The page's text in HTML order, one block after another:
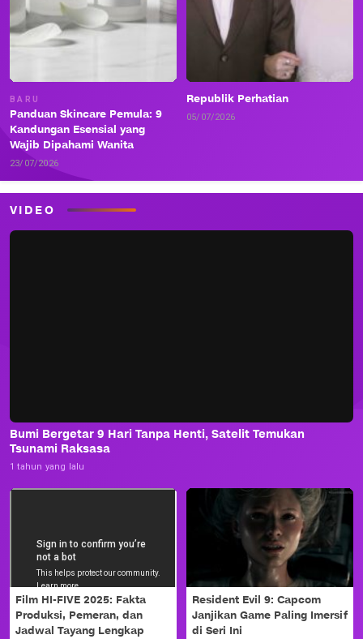
BARU
Panduan Skincare Pemula: 9
Kandungan Esensial yang
Wajib Dipahami Wanita
23/07/2026
Republik Perhatian
05/07/2026
VIDEO
Bumi Bergetar 9 Hari Tanpa Henti, Satelit Temukan
Tsunami Raksasa
1 tahun yang lalu
Film HI-FIVE 2025: Fakta
Produksi, Pemeran, dan
Jadwal Tayang Lengkap
Resident Evil 9: Capcom
Janjikan Game Paling Imersif
di Seri Ini